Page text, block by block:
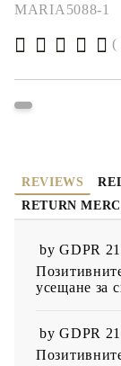
MARIA5088-1
(
REVIEWS
RETURN
byGDPR
усещане за
byGDPR